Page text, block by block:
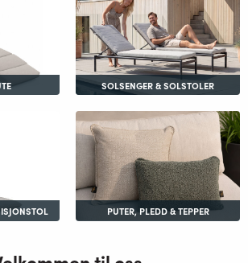
SOLSENGER & SOLSTOLER
PUTER, PLEDD & TEPPER